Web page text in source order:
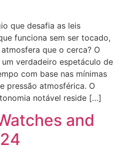
que desafia as leis
funciona sem ser tocado,
que o cerca? O
verdadeiro espetáculo de
com base nas mínimas
pressão atmosférica. O
notável reside […]
and